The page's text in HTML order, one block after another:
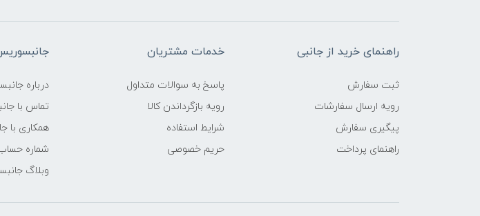
راهنمای خرید از جانبی
ثبت سفارش
رویه ارسال سفارشات
پیگیری سفارش
راهنمای پرداخت
خدمات مشتریان
پاسخ به سوالات متداول
رویه بازگرداندن کالا
شرایط استفاده
حریم خصوصی
درباره
تماس با
همکاری با
شماره
وبلاگ